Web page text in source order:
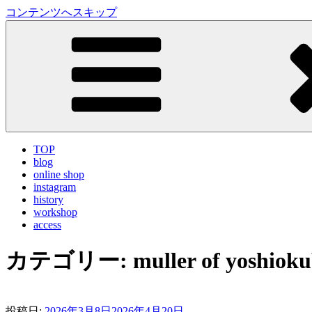
コンテンツへスキップ
LA VILLA ROUGE Blog
TOP
blog
online shop
instagram
history
workshop
access
カテゴリー: muller of